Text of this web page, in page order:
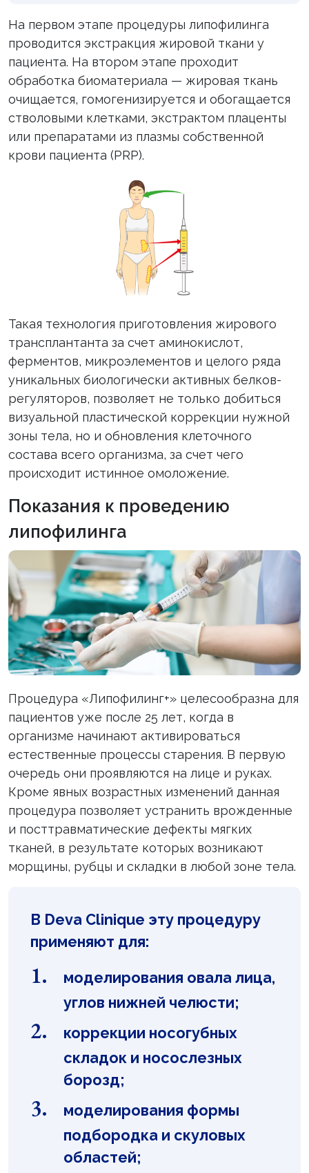
На первом этапе процедуры липофилинга
проводится экстракция жировой ткани у
пациента. На втором этапе проходит
обработка биоматериала — жировая ткань
очищается, гомогенизируется и обогащается
стволовыми клетками, экстрактом плаценты
или препаратами из плазмы собственной
крови пациента (PRP).
Такая технология приготовления жирового
трансплантанта за счет аминокислот,
ферментов, микроэлементов и целого ряда
уникальных биологически активных белков-
регуляторов, позволяет не только добиться
визуальной пластической коррекции нужной
зоны тела, но и обновления клеточного
состава всего организма, за счет чего
происходит истинное омоложение.
Показания к проведению
липофилинга
Процедура «Липофилинг+» целесообразна для
пациентов уже после 25 лет, когда в
организме начинают активироваться
естественные процессы старения. В первую
очередь они проявляются на лице и руках.
Кроме явных возрастных изменений данная
процедура позволяет устранить врожденные
и посттравматические дефекты мягких
тканей, в результате которых возникают
морщины, рубцы и складки в любой зоне тела.
В Deva Clinique эту процедуру
применяют для:
моделирования овала лица,
углов нижней челюсти;
коррекции носогубных
складок и носослезных
борозд;
моделирования формы
подбородка и скуловых
областей;